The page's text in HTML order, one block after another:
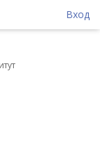
Вход